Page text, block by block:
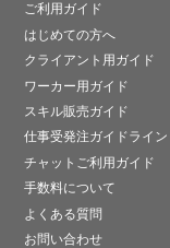
ご利用ガイド
はじめての方へ
クライアント用ガイド
ワーカー用ガイド
スキル販売ガイド
仕事受発注ガイドライン
チャットご利用ガイド
手数料について
よくある質問
お問い合わせ